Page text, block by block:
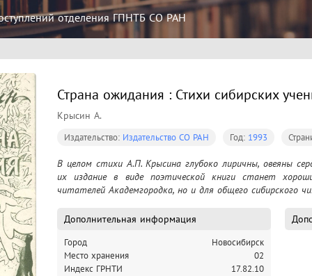
отделения ГПНТБ СО РАН
Страна ожидания : Стихи сибирских
Крысин А.
Издательство: Издательство СО РАН Год: 1993
В целом стихи А.П. Крысина глубоко лиричны, овеяны
их издание в виде поэтической книги станет
читателей Академгородка, но и для общего сибирского
Дополнительная информация
Город
Новосибирск
Место хранения
02
Индекс ГРНТИ
17.82.10